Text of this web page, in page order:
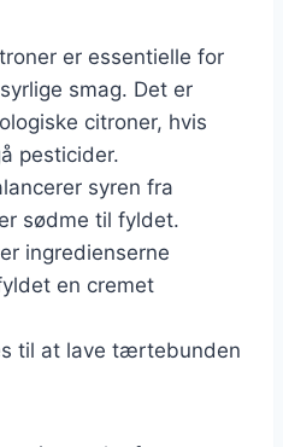
er essentielle for
smag. Det er
citroner, hvis
pesticider.
syren fra
sødme til fyldet.
ingredienserne
en cremet
til at lave tærtebunden